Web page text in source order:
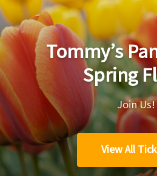
Tommy’s
Spring
Join Us!
View All